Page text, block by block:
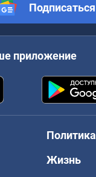
Подписаться
приложение
Политика
Жизнь